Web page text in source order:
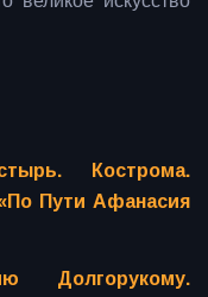
Кострома.
Пути Афанасия
Долгорукому.